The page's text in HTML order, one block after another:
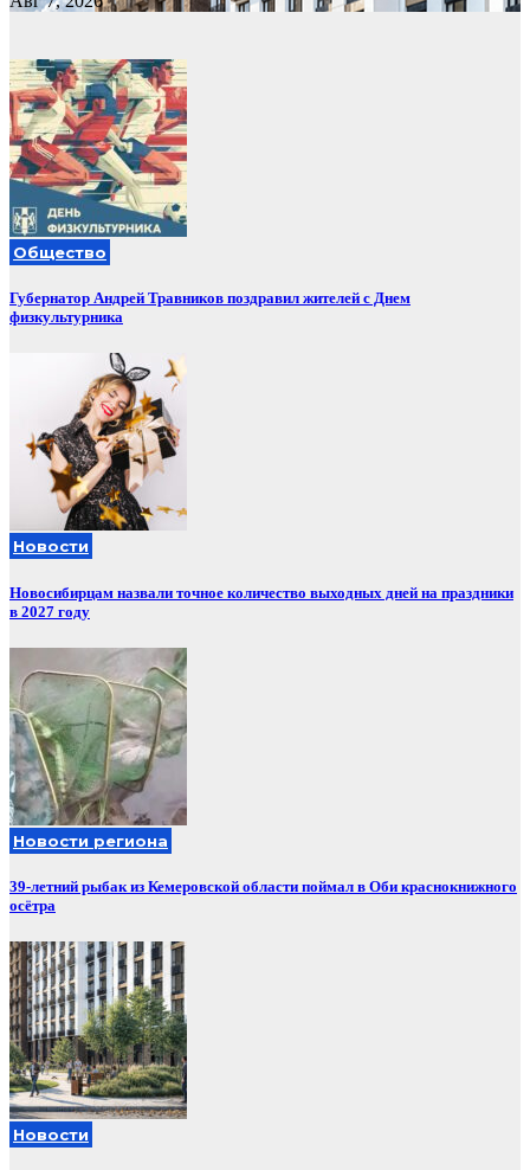
Общество
Губернатор Андрей Травников поздравил жителей с Днем
физкультурника
Новости
Новосибирцам назвали точное количество выходных дней на праздники
в 2027 году
Новости региона
39-летний рыбак из Кемеровской области поймал в Оби краснокнижного
осётра
Новости